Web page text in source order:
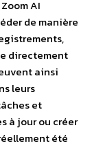
AI
de manière
directement
ainsi
leurs
et
à jour ou créer
été